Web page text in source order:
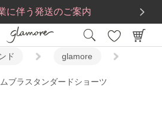
に伴う発送のご案内
税込)以上で送料無料
ド glamore
ブラスタンダードショーツ